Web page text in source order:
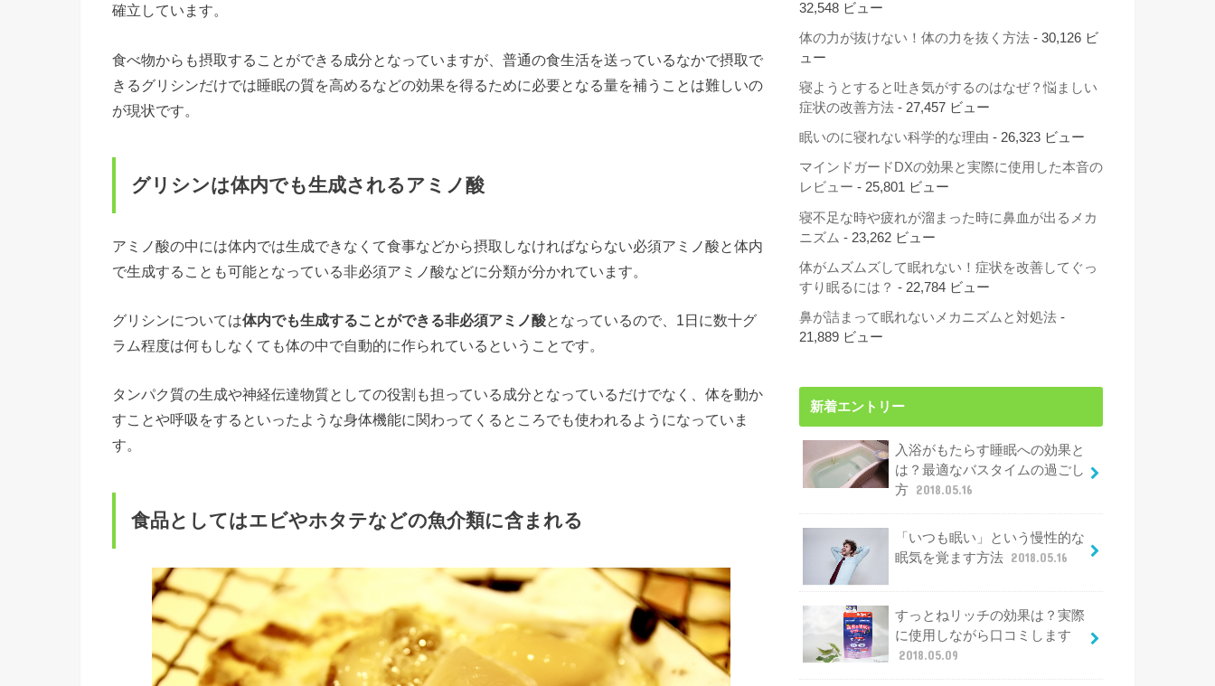
確立しています。
食べ物からも摂取することができる成分となっていますが、普通の食生活を送っているなかで摂取で
きるグリシンだけでは睡眠の質を高めるなどの効果を得るために必要となる量を補うことは難しいの
が現状です。
グリシンは体内でも生成されるアミノ酸
アミノ酸の中には体内では生成できなくて食事などから摂取しなければならない必須アミノ酸と体内
で生成することも可能となっている非必須アミノ酸などに分類が分かれています。
グリシンについては体内でも生成することができる非必須アミノ酸となっているので、1日に数十グ
ラム程度は何もしなくても体の中で自動的に作られているということです。
タンパク質の生成や神経伝達物質としての役割も担っている成分となっているだけでなく、体を動か
すことや呼吸をするといったような身体機能に関わってくるところでも使われるようになっていま
す。
食品としてはエビやホタテなどの魚介類に含まれる
32,548 ビュー
体の力が抜けない！体の力を抜く方法 - 30,126 ビ
ュー
寝ようとすると吐き気がするのはなぜ？悩ましい
症状の改善方法 - 27,457 ビュー
眠いのに寝れない科学的な理由 - 26,323 ビュー
マインドガードDXの効果と実際に使用した本音の
レビュー - 25,801 ビュー
寝不足な時や疲れが溜まった時に鼻血が出るメカ
ニズム - 23,262 ビュー
体がムズムズして眠れない！症状を改善してぐっ
すり眠るには？ - 22,784 ビュー
鼻が詰まって眠れないメカニズムと対処法 -
21,889 ビュー
新着エントリー
入浴がもたらす睡眠への効果と
は？最適なバスタイムの過ごし
方 2018.05.16
「いつも眠い」という慢性的な
眠気を覚ます方法 2018.05.16
すっとねリッチの効果は？実際
に使用しながら口コミします
2018.05.09